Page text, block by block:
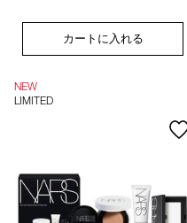
カートに入れる
NEW
LIMITED